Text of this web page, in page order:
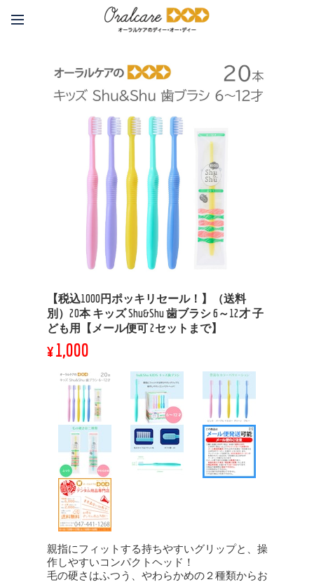
【税込1000円ポッキリセール！】（送料
別）20本 キッズ Shu&Shu 歯ブラシ 6～12才 子
ども用【メール便可 2セットまで】
¥1,000
親指にフィットする持ちやすいグリップと、操
作しやすいコンパクトヘッド！
毛の硬さはふつう、やわらかめの２種類からお